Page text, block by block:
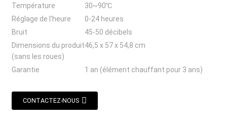
Température
30~90℃
Réglage de l'heure
0-24 heures
Bruit
45-50 décibels
Dimensions du produit
(sans les roues)
46,5 x 57 x 54,8 cm
Garantie 1 an (élément chauffant pour 3 ans)
CONTACTEZ-NOUS